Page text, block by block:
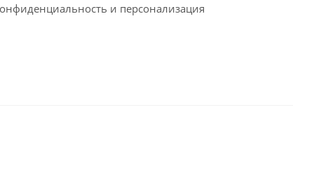
и персонализация